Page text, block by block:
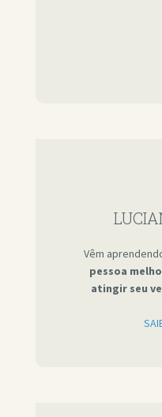
Vêm
pessoa
atingir seu